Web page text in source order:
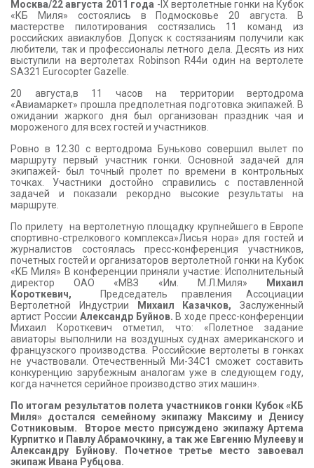
Москва/22 августа 2011 года -IX вертолетные гонки на Кубок
«КБ Миля» состоялись в Подмосковье 20 августа. В
мастерстве пилотирования состязались 11 команд из
российских авиаклубов. Допуск к состязаниям получили как
любители, так и профессионалы летного дела. Десять из них
выступили на вертолетах Robinson R44и один на вертолете
SA321 Eurocopter Gazelle.
20 августа,в 11 часов на территории вертодрома
«Авиамаркет» прошла предполетная подготовка экипажей. В
ожидании жаркого дня был организован праздник чая и
мороженого для всех гостей и участников.
Ровно в 12.30 с вертодрома Буньково совершил вылет по
маршруту первый участник гонки. Основной задачей для
экипажей- был точный пролет по времени в контрольных
точках. Участники достойно справились с поставленной
задачей и показали рекордно высокие результаты на
маршруте.
По прилету на вертолетную площадку крупнейшего в Европе
спортивно-стрелкового комплекса»Лисья нора» для гостей и
журналистов состоялась пресс-конференция участников,
почетных гостей и организаторов вертолетной гонки на Кубок
«КБ Миля» В конференции приняли участие: Исполнительный
директор ОАО «МВЗ «Им. М.Л.Миля»
Михаил
Короткевич,
Председатель правления Ассоциации
Вертолетной Индустрии
Михаил Казачков, Заслуженный
артист России Александр Буйнов. В ходе пресс-конференции
Михаил Короткевич отметил, что: «Полетное задание
авиаторы выполнили на воздушных суднах американского и
французского производства. Российские вертолеты в гонках
не участвовали. Отечественный Ми-34С1 сможет составить
конкуренцию зарубежным аналогам уже в следующем году,
когда начнется серийное производство этих машин».
По итогам результатов полета участников гонки Кубок «КБ
Миля» достался семейному экипажу Максиму и Денису
Сотниковым. Второе место присуждено экипажу Артема
Курпитко и Павлу Абрамочкину, а так же Евгению Мулееву и
Александру Буйнову. Почетное третье место завоевал
экипаж Ивана Рубцова.